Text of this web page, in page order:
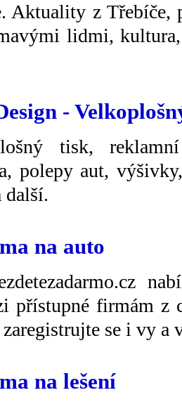
Aktuality z Třebíče,
lidmi,
-
tisk,
polepy aut,
další.
na auto
přístupné firmám
se i vy a
na lešení